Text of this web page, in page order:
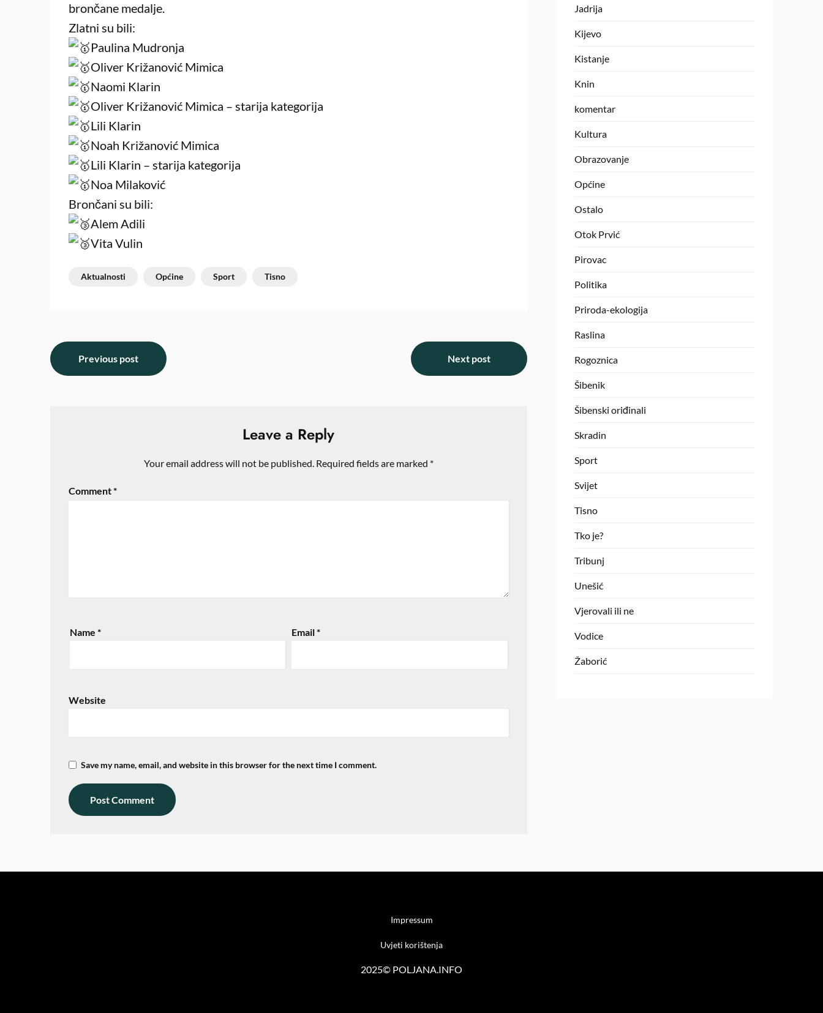
brončane medalje.
Zlatni su bili:
Paulina Mudronja
Oliver Križanović Mimica
Naomi Klarin
Oliver Križanović Mimica – starija kategorija
Lili Klarin
Noah Križanović Mimica
Lili Klarin – starija kategorija
Noa Milaković
Brončani su bili:
Alem Adili
Vita Vulin
Aktualnosti Općine Sport Tisno
Previous post Next post
Leave a Reply
Your email address will not be published. Required fields are marked *
Comment*
Name* Email*
Website
Save my name, email, and website in this browser for the next time I comment.
Jadrija
Kijevo
Kistanje
Knin
komentar
Kultura
Obrazovanje
Općine
Ostalo
Otok Prvić
Pirovac
Politika
Priroda-ekologija
Raslina
Rogoznica
Šibenik
Šibenski oriđinali
Skradin
Sport
Svijet
Tisno
Tko je?
Tribunj
Unešić
Vjerovali ili ne
Vodice
Žaborić
Impressum
Uvjeti korištenja
2025© POLJANA.INFO